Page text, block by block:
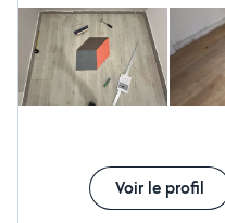
le débroussaillage,
nouveaux espaces verts. Quel que soit votre besoin en
travaux ou réparations
d'un large éventail
N'hésitez pas à nous
Voir le profil